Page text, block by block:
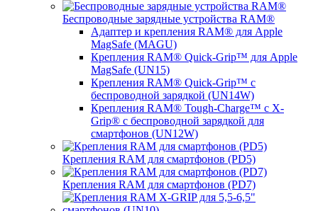
Беспроводные зарядные устройства RAM®
Адаптер и крепления RAM® для Apple
MagSafe (MAGU)
Крепления RAM® Quick-Grip™ для Apple
MagSafe (UN15)
Крепления RAM® Quick-Grip™ с
беспроводной зарядкой (UN14W)
Крепления RAM® Tough-Charge™ с X-
Grip® с беспроводной зарядкой для
смартфонов (UN12W)
Крепления RAM для смартфонов (PD5)
Крепления RAM для смартфонов (PD7)